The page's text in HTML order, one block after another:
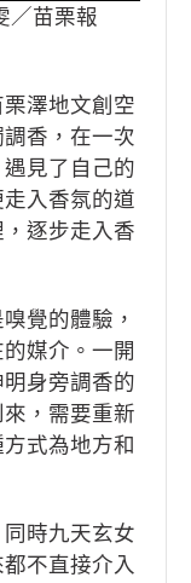
／苗栗報
澤地文創空
香，在一次
見了自己的
入香氛的道
逐步走入香
覺的體驗，
媒介。一開
身旁調香的
，需要重新
式為地方和
時九天玄女
不直接介入